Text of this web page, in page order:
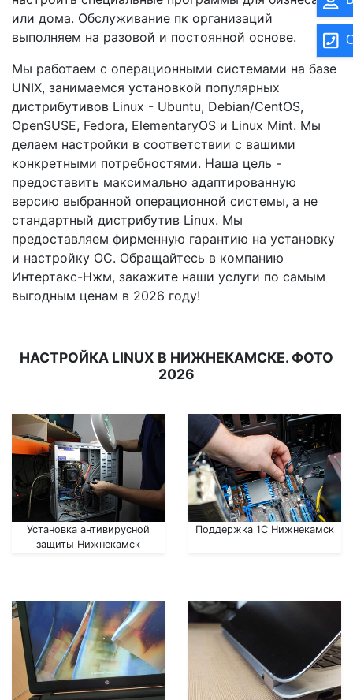
или дома. Обслуживание пк организаций
выполняем на разовой и постоянной основе.
Мы работаем с операционными системами на базе
UNIX, занимаемся установкой популярных
дистрибутивов Linux - Ubuntu, Debian/CentOS,
OpenSUSE, Fedora, ElementaryOS и Linux Mint. Мы
делаем настройки в соответствии с вашими
конкретными потребностями. Наша цель -
предоставить максимально адаптированную
версию выбранной операционной системы, а не
стандартный дистрибутив Linux. Мы
предоставляем фирменную гарантию на установку
и настройку ОС. Обращайтесь в компанию
Интертакс-Нжм, закажите наши услуги по самым
выгодным ценам в 2026 году!
НАСТРОЙКА LINUX В НИЖНЕКАМСКЕ. ФОТО
2026
Установка антивирусной
защиты Нижнекамск
Поддержка 1С Нижнекамск